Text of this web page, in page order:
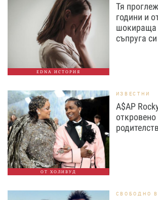
EDNA ИСТОРИЯ
Тя
години и
шокираща
съпруга си
ОТ ХОЛИВУД
ИЗВЕСТНИ
A$AP
СВОБОДНО